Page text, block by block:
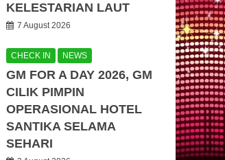
KELESTARIAN LAUT
7 August 2026
CHECK IN NEWS
GM FOR A DAY 2026, GM
CILIK PIMPIN
OPERASIONAL HOTEL
SANTIKA SELAMA
SEHARI